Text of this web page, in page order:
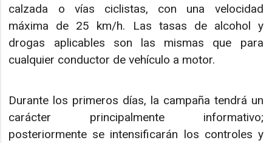
calzada o vías ciclistas, con una velocidad
máxima de 25 km/h. Las tasas de alcohol y
drogas aplicables son las mismas que para
cualquier conductor de vehículo a motor.
Durante los primeros días, la campaña tendrá un
carácter principalmente informativo;
posteriormente se intensificarán los controles y